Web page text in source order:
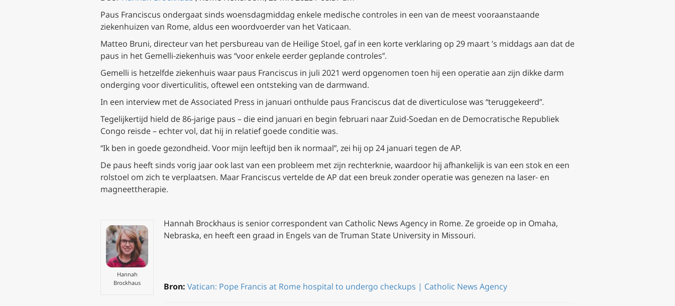
Paus Franciscus ondergaat sinds woensdagmiddag enkele medische controles in een van de meest vooraanstaande
ziekenhuizen van Rome, aldus een woordvoerder van het Vaticaan.
Matteo Bruni, directeur van het persbureau van de Heilige Stoel, gaf in een korte verklaring op 29 maart ’s middags aan dat de
paus in het Gemelli-ziekenhuis was “voor enkele eerder geplande controles”.
Gemelli is hetzelfde ziekenhuis waar paus Franciscus in juli 2021 werd opgenomen toen hij een operatie aan zijn dikke darm
onderging voor diverticulitis, oftewel een ontsteking van de darmwand.
In een interview met de Associated Press in januari onthulde paus Franciscus dat de diverticulose was “teruggekeerd”.
Tegelijkertijd hield de 86-jarige paus – die eind januari en begin februari naar Zuid-Soedan en de Democratische Republiek
Congo reisde – echter vol, dat hij in relatief goede conditie was.
“Ik ben in goede gezondheid. Voor mijn leeftijd ben ik normaal”, zei hij op 24 januari tegen de AP.
De paus heeft sinds vorig jaar ook last van een probleem met zijn rechterknie, waardoor hij afhankelijk is van een stok en een
rolstoel om zich te verplaatsen. Maar Franciscus vertelde de AP dat een breuk zonder operatie was genezen na laser- en
magneettherapie.
Hannah
Brockhaus
Hannah Brockhaus is senior correspondent van Catholic News Agency in Rome. Ze groeide op in Omaha,
Nebraska, en heeft een graad in Engels van de Truman State University in Missouri.
Bron: Vatican: Pope Francis at Rome hospital to undergo checkups | Catholic News Agency